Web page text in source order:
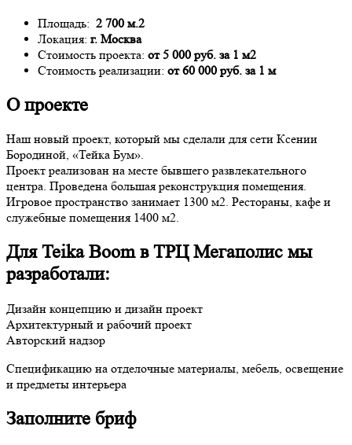
Площадь: 2 700 м.2
Локация: г. Москва
Стоимость проекта: от 5 000 руб. за 1 м2
Стоимость реализации: от 60 000 руб. за 1 м
О проекте
Наш новый проект, который мы сделали для сети Ксении
Бородиной, «Тейка Бум».
Проект реализован на месте бывшего развлекательного
центра. Проведена большая реконструкция помещения.
Игровое пространство занимает 1300 м2. Рестораны, кафе и
служебные помещения 1400 м2.
Для Teika Boom в ТРЦ Мегаполис мы
разработали:
Дизайн концепцию и дизайн проект
Архитектурный и рабочий проект
Авторский надзор
Спецификацию на отделочные материалы, мебель, освещение
и предметы интерьера
Заполните бриф